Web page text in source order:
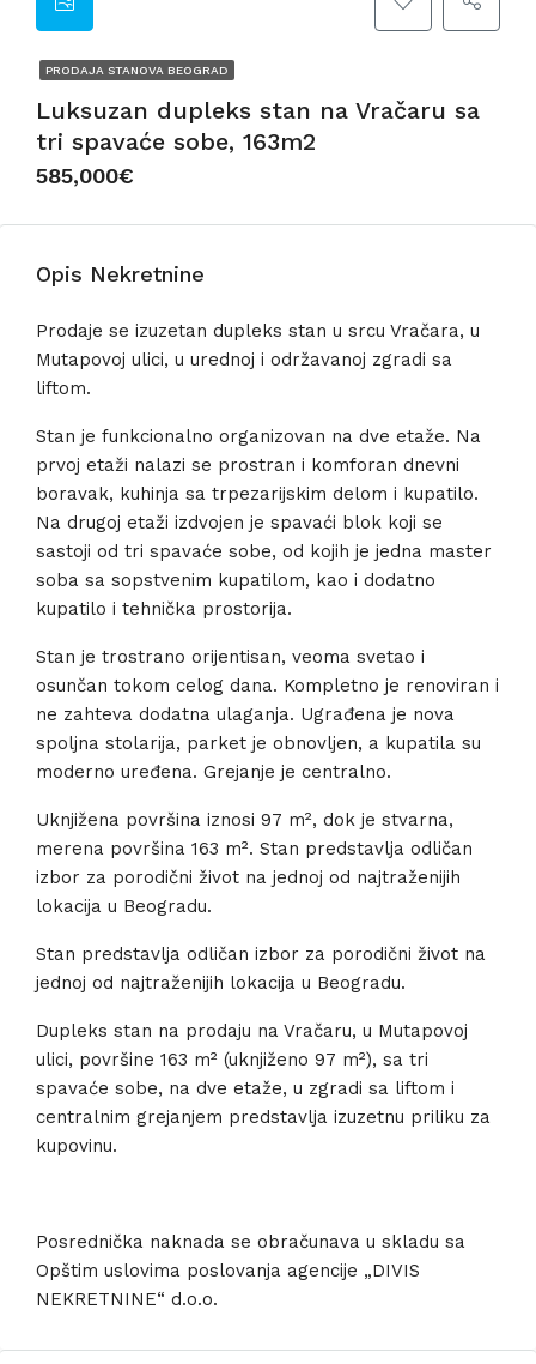
PRODAJA STANOVA BEOGRAD
Luksuzan dupleks stan na Vračaru sa
tri spavaće sobe, 163m2
585,000€
Opis Nekretnine
Prodaje se izuzetan dupleks stan u srcu Vračara, u
Mutapovoj ulici, u urednoj i održavanoj zgradi sa
liftom.
Stan je funkcionalno organizovan na dve etaže. Na
prvoj etaži nalazi se prostran i komforan dnevni
boravak, kuhinja sa trpezarijskim delom i kupatilo.
Na drugoj etaži izdvojen je spavaći blok koji se
sastoji od tri spavaće sobe, od kojih je jedna master
soba sa sopstvenim kupatilom, kao i dodatno
kupatilo i tehnička prostorija.
Stan je trostrano orijentisan, veoma svetao i
osunčan tokom celog dana. Kompletno je renoviran i
ne zahteva dodatna ulaganja. Ugrađena je nova
spoljna stolarija, parket je obnovljen, a kupatila su
moderno uređena. Grejanje je centralno.
Uknjižena površina iznosi 97 m², dok je stvarna,
merena površina 163 m². Stan predstavlja odličan
izbor za porodični život na jednoj od najtraženijih
lokacija u Beogradu.
Stan predstavlja odličan izbor za porodični život na
jednoj od najtraženijih lokacija u Beogradu.
Dupleks stan na prodaju na Vračaru, u Mutapovoj
ulici, površine 163 m² (uknjiženo 97 m²), sa tri
spavaće sobe, na dve etaže, u zgradi sa liftom i
centralnim grejanjem predstavlja izuzetnu priliku za
kupovinu.
Posrednička naknada se obračunava u skladu sa
Opštim uslovima poslovanja agencije „DIVIS
NEKRETNINE“ d.o.o.